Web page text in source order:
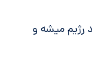
رژیم میشه و